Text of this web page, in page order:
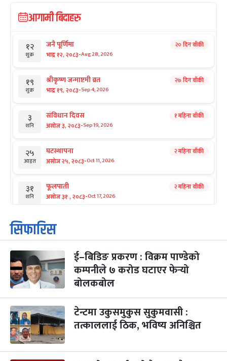
आगामी बिदाहरु
१२
शुक्र
जनै पूर्णिमा
भाद्र १२, २०८३-Aug 28, 2026
२० दिन बाँकी
१९
शुक्र
श्रीकृष्ण जन्माष्टमी व्रत
भाद्र १९, २०८३-Sep 4, 2026
२७ दिन बाँकी
३
शनि
संविधान दिवस
असोज ३, २०८३-Sep 19, 2026
१ महिना बाँकी
२५
आइत
घटस्थापना
असोज २५, २०८३-Oct 11, 2026
२ महिना बाँकी
३१
शनि
फूलपाती
असोज ३१ , २०८३-Oct 17, 2026
२ महिना बाँकी
१
आइत
कार्तिक सङ्क्रान्ति
कार्तिक १, २०८३
३
मंगल
महानवमी
कार्तिक ३, २०८३-Oct 20, 2026
२ महिना बाँकी
४
५
बिहि
पापा‌ङ्कुशा एकादशी व्रत
कार्तिक ५, २०८३
२ महिना बाँकी
सिफारिस
ई–बिडिङ प्रकरण : विक्रम पाण्डेको
कम्पनीले ७ करोड घटाएर फेर्‍यो
बोलकबोल
टेन्टमा उकुसमुकुस सुकुमवासी :
तत्काललाई ठिक, भविष्य अनिश्चित